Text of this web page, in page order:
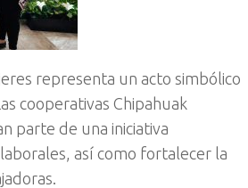
representa un acto simbólico
cooperativas Chipahuak
parte de una iniciativa
así como fortalecer la